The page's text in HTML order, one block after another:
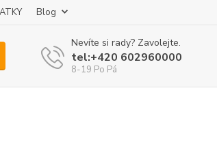
Blog
Nevíte si rady? Zavolejte.
tel:+420 602960000
8-19 Po Pá